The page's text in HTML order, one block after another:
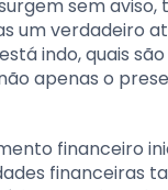
sem
um verdadeiro
indo, quais
apenas o
financeiro
financeiras